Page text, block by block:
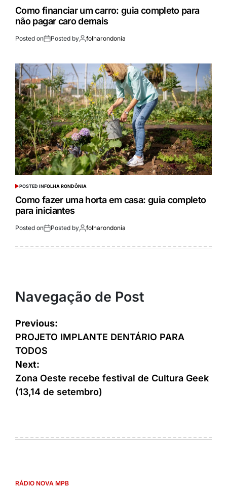
Como financiar um carro: guia completo para
não pagar caro demais
Posted on Posted by folharondonia
POSTED INFOLHA RONDÔNIA
Como fazer uma horta em casa: guia completo
para iniciantes
Posted on Posted by folharondonia
Navegação de Post
Previous:
PROJETO IMPLANTE DENTÁRIO PARA
TODOS
Next:
Zona Oeste recebe festival de Cultura Geek
(13,14 de setembro)
RÁDIO NOVA MPB